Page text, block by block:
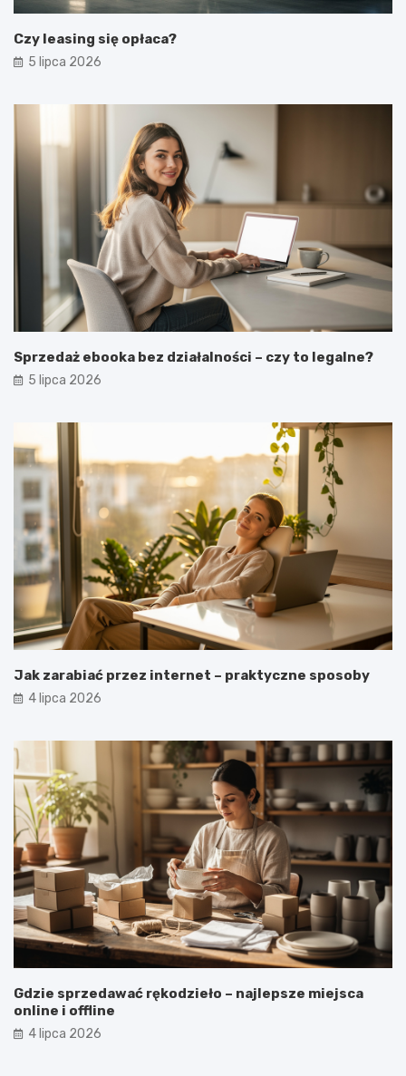
Czy leasing się opłaca?
5 lipca 2026
Sprzedaż ebooka bez działalności – czy to legalne?
5 lipca 2026
Jak zarabiać przez internet – praktyczne sposoby
4 lipca 2026
Gdzie sprzedawać rękodzieło – najlepsze miejsca
online i offline
4 lipca 2026